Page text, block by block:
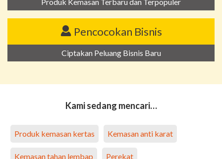
Pencocokan Bisnis
Ciptakan Peluang Bisnis Baru
Kami sedang mencari…
Produk kemasan kertas Kemasan anti karat
Kemasan tahan lembap Perekat